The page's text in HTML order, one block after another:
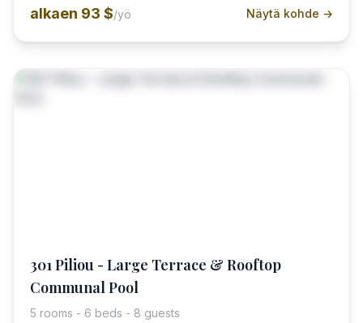
alkaen 93 $/yö Näytä kohde →
301 Piliou - Large Terrace & Rooftop
Communal Pool
5 rooms - 6 beds - 8 guests